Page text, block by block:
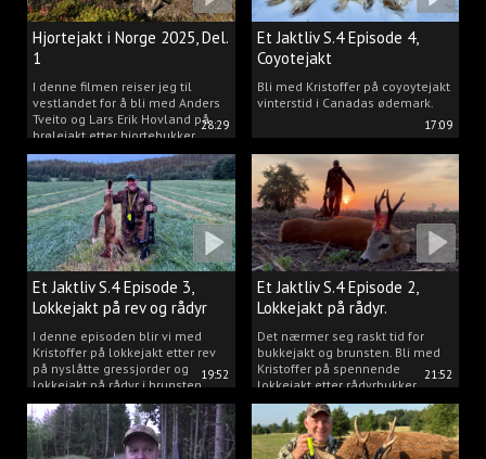
28:29
Hjortejakt i Norge 2025, Del.
1
I denne filmen reiser jeg til
vestlandet for å bli med Anders
Tveito og Lars Erik Hovland på
brølejakt etter hjortebukker.
17:09
Et Jaktliv S.4 Episode 4,
Coyotejakt
Bli med Kristoffer på coyoytejakt
vinterstid i Canadas ødemark.
19:52
Et Jaktliv S.4 Episode 3,
Lokkejakt på rev og rådyr
2025.
I denne episoden blir vi med
Kristoffer på lokkejakt etter rev
på nyslåtte gressjorder og
lokkejakt på rådyr i brunsten.
21:52
Et Jaktliv S.4 Episode 2,
Lokkejakt på rådyr.
Det nærmer seg raskt tid for
bukkejakt og brunsten. Bli med
Kristoffer på spennende
lokkejakt etter rådyrbukker.